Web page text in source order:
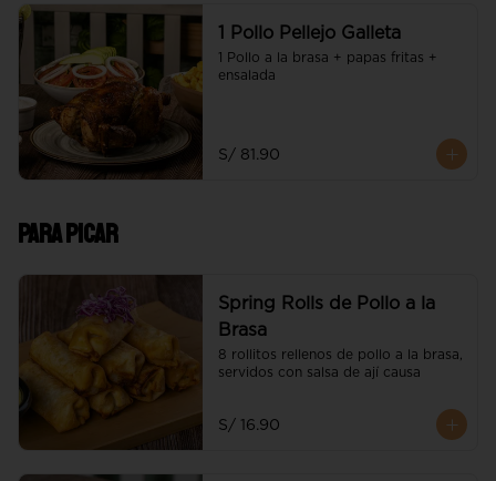
1 Pollo Pellejo Galleta
1 Pollo a la brasa + papas fritas +
ensalada
S/ 81.90
Para picar
Spring Rolls de Pollo a la
Brasa
8 rollitos rellenos de pollo a la brasa,
servidos con salsa de ají causa
S/ 16.90